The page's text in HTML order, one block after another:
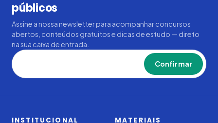
públicos
Assine a nossa newsletter para acompanhar concursos
abertos, conteúdos gratuitos e dicas de estudo — direto
na sua caixa de entrada.
Confirmar
INSTITUCIONAL MATERIAIS